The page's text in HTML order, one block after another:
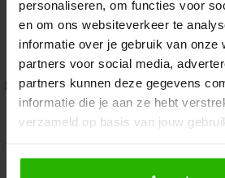
personaliseren, om functies voor
en om ons websiteverkeer te
informatie over je gebruik van onze
partners voor social media,
partners kunnen deze gegevens
informatie die je aan ze hebt
verzameld op basis van jouw
Als je op "Accepteer" klikt, dan
Application error: a client-side
loadingwww.voordeeluitjes.nl (see the
information).